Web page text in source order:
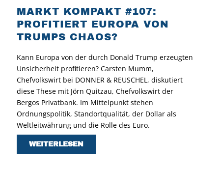
MARKT KOMPAKT #107:
PROFITIERT EUROPA VON
TRUMPS CHAOS?
Kann Europa von der durch Donald Trump erzeugten
Unsicherheit profitieren? Carsten Mumm,
Chefvolkswirt bei DONNER & REUSCHEL, diskutiert
diese These mit Jörn Quitzau, Chefvolkswirt der
Bergos Privatbank. Im Mittelpunkt stehen
Ordnungspolitik, Standortqualität, der Dollar als
Weltleitwährung und die Rolle des Euro.
WEITERLESEN